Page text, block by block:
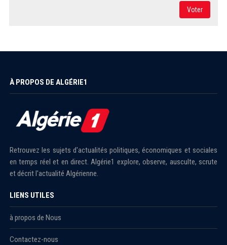
Voter
À PROPOS DE ALGÉRIE1
Retrouvez les sujets d'actualités politiques, économiques et sociales
en temps réel et en direct. Algérie1 explore, observe, ausculte, scrute
et décrit l'actualité Algérienne.
LIENS UTILES
à propos de Nous
Contactez-nous